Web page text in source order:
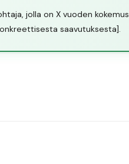
jolla on X vuoden kokemus
saavutuksesta].